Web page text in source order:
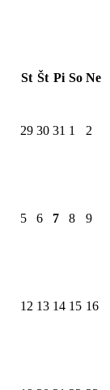
St Št Pi So Ne
29 30 31 1 2
5 6 7 8 9
12 13 14 15 16